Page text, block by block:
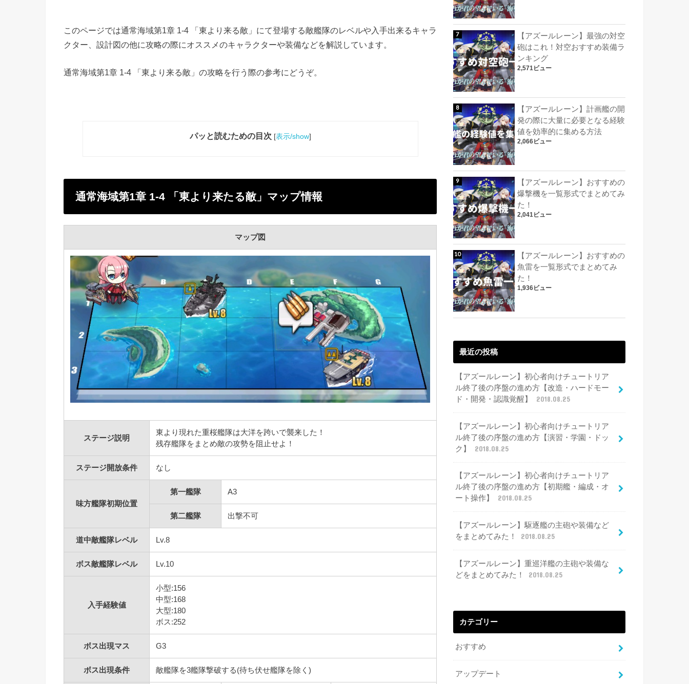
このページでは通常海域第1章 1-4 「東より来る敵」にて登場する敵艦隊のレベルや入手出来るキャラ
クター、設計図の他に攻略の際にオススメのキャラクターや装備などを解説しています。
通常海域第1章 1-4 「東より来る敵」の攻略を行う際の参考にどうぞ。
パッと読むための目次 [表示/show]
通常海域第1章 1-4 「東より来たる敵」マップ情報
マップ図
ステージ説明
東より現れた重桜艦隊は大洋を跨いで襲来した！
残存艦隊をまとめ敵の攻勢を阻止せよ！
ステージ開放条件 なし
味方艦隊初期位置
第一艦隊 A3
第二艦隊 出撃不可
道中敵艦隊レベル Lv.8
ボス敵艦隊レベル Lv.10
入手経験値
小型:156
中型:168
大型:180
ボス:252
ボス出現マス G3
ボス出現条件 敵艦隊を3艦隊撃破する(待ち伏せ艦隊を除く)
【アズールレーン】最強の対空
砲はこれ！対空おすすめ装備ラ
ンキング
2,571ビュー
【アズールレーン】計画艦の開
発の際に大量に必要となる経験
値を効率的に集める方法
2,066ビュー
【アズールレーン】おすすめの
爆撃機を一覧形式でまとめてみ
た！
2,041ビュー
【アズールレーン】おすすめの
魚雷を一覧形式でまとめてみ
た！
1,936ビュー
最近の投稿
【アズールレーン】初心者向けチュートリア
ル終了後の序盤の進め方【改造・ハードモー
ド・開発・認識覚醒】
2018.08.25
【アズールレーン】初心者向けチュートリア
ル終了後の序盤の進め方【演習・学園・ドッ
ク】
2018.08.25
【アズールレーン】初心者向けチュートリア
ル終了後の序盤の進め方【初期艦・編成・オ
ート操作】
2018.08.25
【アズールレーン】駆逐艦の主砲や装備など
をまとめてみた！
2018.08.25
【アズールレーン】重巡洋艦の主砲や装備な
どをまとめてみた！
2018.08.25
カテゴリー
おすすめ
アップデート